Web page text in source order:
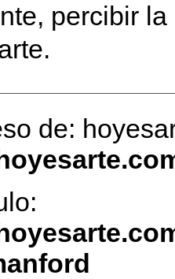
percibir
de: